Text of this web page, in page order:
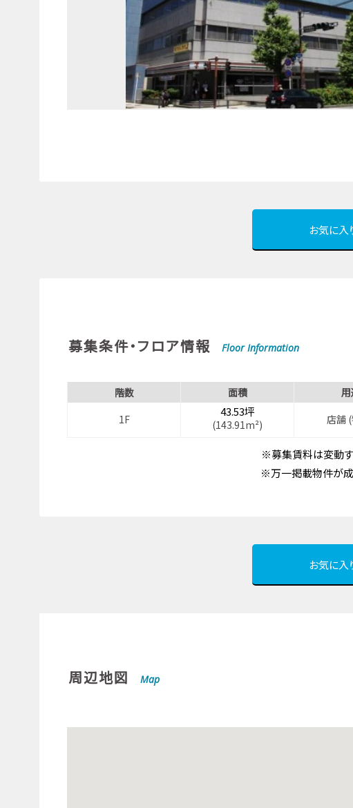
お気に入
募集条件・フロア情報 Floor Information
階数 面積
1F
43.53坪
(143.91m²) 店舗
※募集賃料は変動す
※万一掲載物件が成
お気に入
周辺地図 Map